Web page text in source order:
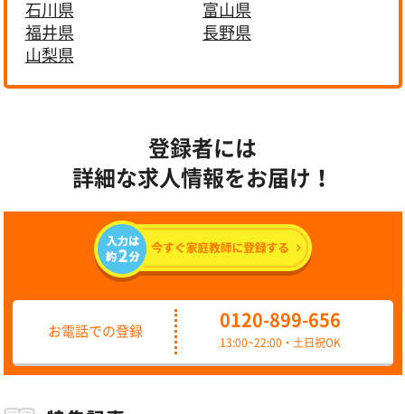
石川県
富山県
福井県
長野県
山梨県
登録者には
詳細な求人情報をお届け！
お電話での登録
0120-899-656
13:00~22:00・土日祝OK